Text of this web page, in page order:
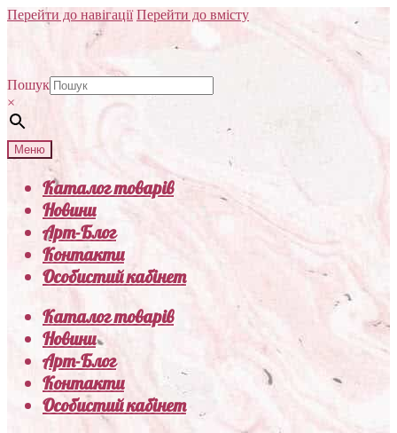
Перейти до навігації Перейти до вмісту
Пошук
×
Меню
Каталог товарів
Новини
Арт-Блог
Контакти
Особистий кабінет
Каталог товарів
Новини
Арт-Блог
Контакти
Особистий кабінет